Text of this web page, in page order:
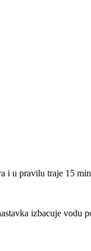
i u pravilu traje 15
izbacuje vodu